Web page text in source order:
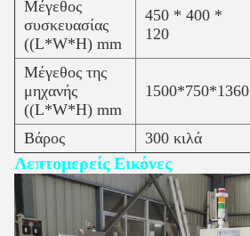
Μέγεθος
συσκευασίας
((L*W*H) mm
450 * 400 *
120
Μέγεθος της
μηχανής
((L*W*H) mm
1500*750*1360
Βάρος 300 κιλά
Λεπτομερείς Εικόνες